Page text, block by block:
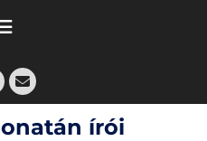
Email
írói